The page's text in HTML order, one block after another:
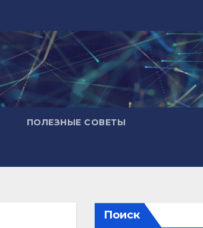
ПОЛЕЗНЫЕ СОВЕТЫ
Поиск